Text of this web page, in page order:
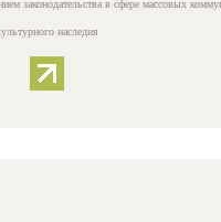
законодательства в сфере массовых
наследия